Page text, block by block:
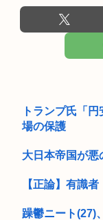
ちが自...
レンタル会社から
フジテレビさん
けてきて...
名古屋大学生さん
ある部署の女「休
に、ゲーム...
トランプ氏「
場の保護
大日本帝国が悪
【正論】有識
躁鬱ニート(27)